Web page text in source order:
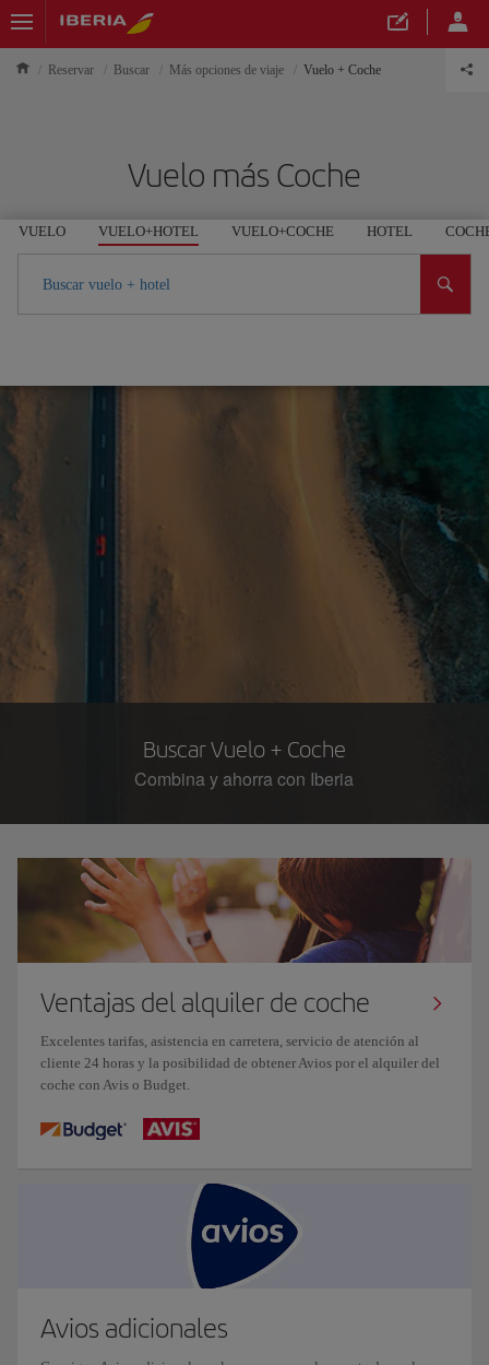
Reservar Buscar Más opciones de viaje Vuelo + Coche
Vuelo más Coche
VUELO VUELO+HOTEL VUELO+COCHE HOTEL
Buscar vuelo + hotel
Buscar Vuelo + Coche
Combina y ahorra con Iberia​
Ventajas del alquiler de coche
Excelentes tarifas, asistencia en carretera, servicio de atención al
cliente 24 horas y la posibilidad de obtener Avios por el alquiler del
coche con Avis o Budget.
Avios adicionales